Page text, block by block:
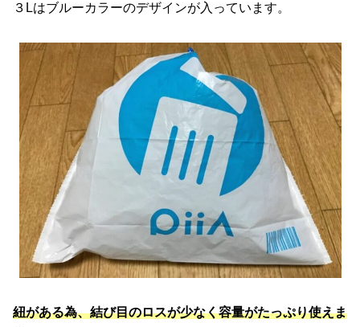
３Lはブルーカラーのデザインが入っています。
紐がある為、結び目のロスが少なく容量がたっぷり使えま